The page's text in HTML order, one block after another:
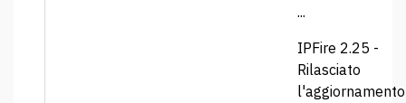
...
IPFire 2.25 -
Rilasciato
l'aggiornamento